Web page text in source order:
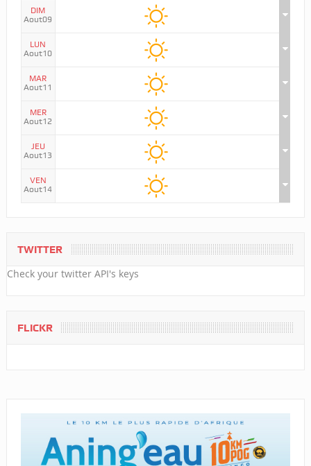
DIM
Aout09
LUN
Aout10
MAR
Aout11
MER
Aout12
JEU
Aout13
VEN
Aout14
TWITTER
Check your twitter API's keys
FLICKR